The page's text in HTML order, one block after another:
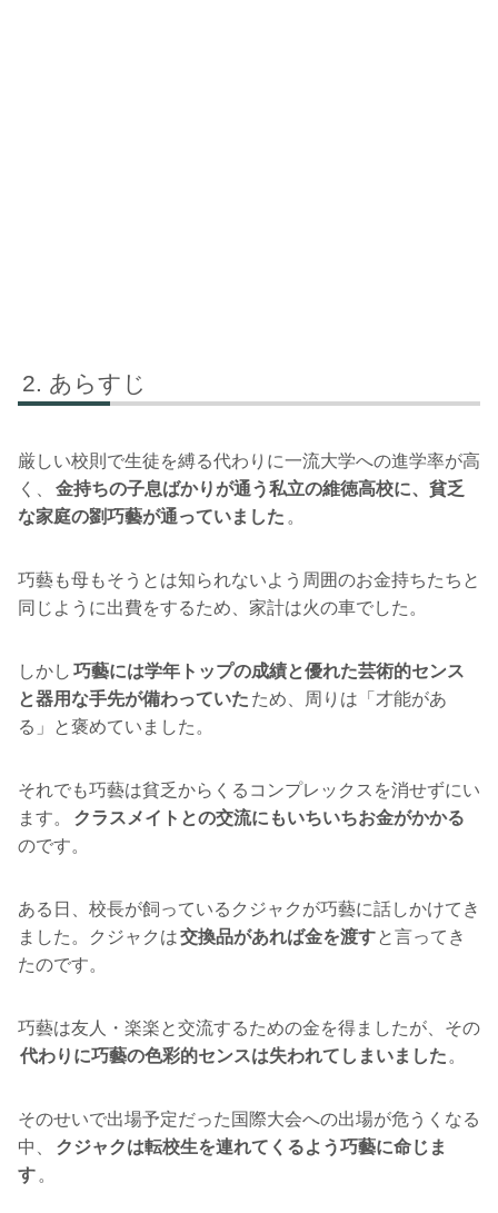
あらすじ
厳しい校則で生徒を縛る代わりに一流大学への進学率が高
く、
金持ちの子息ばかりが通う私立の維徳高校に、貧乏
な家庭の劉巧藝が通っていました 。
巧藝も母もそうとは知られないよう周囲のお金持ちたちと
同じように出費をするため、家計は火の車でした。
しかし 巧藝には学年トップの成績と優れた芸術的センス
と器用な手先が備わっていた ため、周りは「才能があ
る」と褒めていました。
それでも巧藝は貧乏からくるコンプレックスを消せずにい
ます。
クラスメイトとの交流にもいちいちお金がかかる
のです。
ある日、校長が飼っているクジャクが巧藝に話しかけてき
ました。クジャクは交換品があれば金を渡す と言ってき
たのです。
巧藝は友人・楽楽と交流するための金を得ましたが、その
代わりに巧藝の色彩的センスは失われてしまいました 。
そのせいで出場予定だった国際大会への出場が危うくなる
中、
クジャクは転校生を連れてくるよう巧藝に命じま
す 。